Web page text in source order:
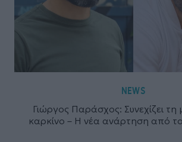
NEWS
Γιώργος Παράσχος: Συνεχίζει
καρκίνο – Η νέα ανάρτηση από